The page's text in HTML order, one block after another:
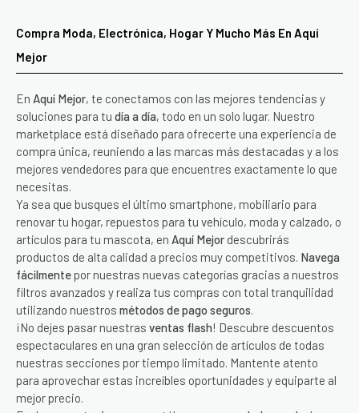
Compra Moda, Electrónica, Hogar Y Mucho Más En Aquí
Mejor
En Aquí Mejor, te conectamos con las mejores tendencias y
soluciones para tu día a día, todo en un solo lugar. Nuestro
marketplace está diseñado para ofrecerte una experiencia de
compra única, reuniendo a las marcas más destacadas y a los
mejores vendedores para que encuentres exactamente lo que
necesitas.
Ya sea que busques el último smartphone, mobiliario para
renovar tu hogar, repuestos para tu vehículo, moda y calzado, o
artículos para tu mascota, en Aquí Mejor descubrirás
productos de alta calidad a precios muy competitivos. Navega
fácilmente por nuestras nuevas categorías gracias a nuestros
filtros avanzados y realiza tus compras con total tranquilidad
utilizando nuestros métodos de pago seguros.
¡No dejes pasar nuestras ventas flash! Descubre descuentos
espectaculares en una gran selección de artículos de todas
nuestras secciones por tiempo limitado. Mantente atento
para aprovechar estas increíbles oportunidades y equiparte al
mejor precio.